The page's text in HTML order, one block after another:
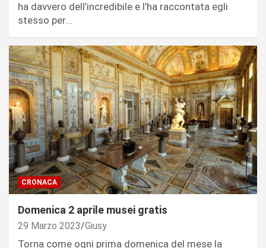
ha davvero dell’incredibile e l’ha raccontata egli
stesso per…
CRONACA
Domenica 2 aprile musei gratis
29 Marzo 2023 Giusy
Torna come ogni prima domenica del mese la